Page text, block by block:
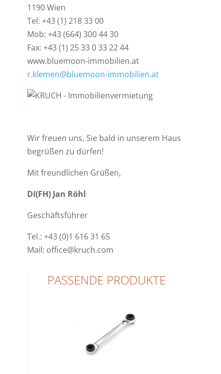
1190 Wien
Tel: +43 (1) 218 33 00
Mob: +43 (664) 300 44 30
Fax: +43 (1) 25 33 0 33 22 44
www.bluemoon-immobilien.at
r.klemen@bluemoon-immobilien.at
Wir freuen uns, Sie bald in unserem Haus
begrüßen zu dürfen!
Mit freundlichen Grüßen,
DI(FH) Jan Röhl
Geschäftsführer
Tel.: +43 (0)1 616 31 65
Mail: office@kruch.com
PASSENDE PRODUKTE